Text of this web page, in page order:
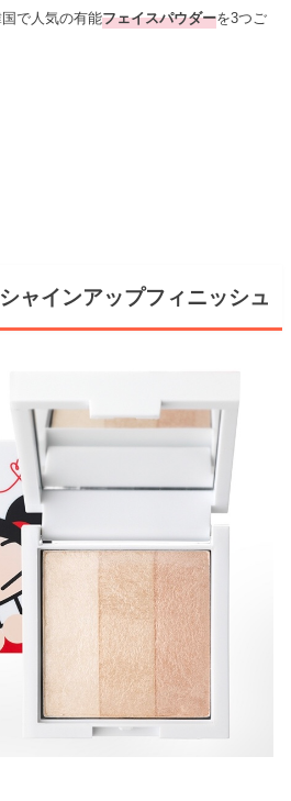
で人気の有能フェイスパウダーを3つご
ャインアップフィニッシュ